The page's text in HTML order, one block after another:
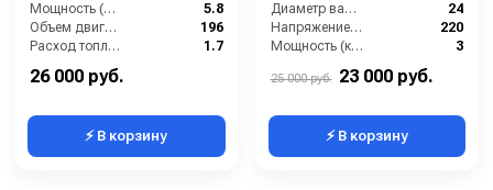
Мощность (л/с):
5.8
Объем двигателя (см3):
196
Расход топлива (л/ч):
1.7
Обороты двигателя (об/мин):
26 000 руб.
⚡ В корзину
Диаметр вала (мм):
24
Напряжение (В):
220
Мощность (кВт):
3
25 000 руб. 23 000 руб.
⚡ В корзину